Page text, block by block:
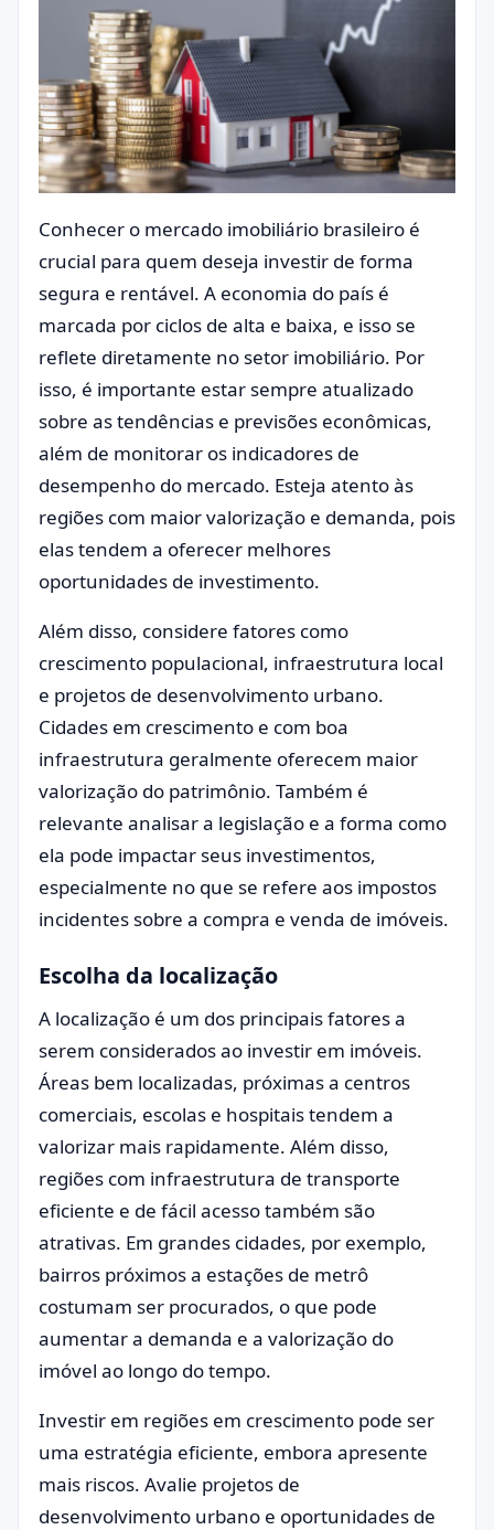
Conhecer o mercado imobiliário brasileiro é
crucial para quem deseja investir de forma
segura e rentável. A economia do país é
marcada por ciclos de alta e baixa, e isso se
reflete diretamente no setor imobiliário. Por
isso, é importante estar sempre atualizado
sobre as tendências e previsões econômicas,
além de monitorar os indicadores de
desempenho do mercado. Esteja atento às
regiões com maior valorização e demanda, pois
elas tendem a oferecer melhores
oportunidades de investimento.
Além disso, considere fatores como
crescimento populacional, infraestrutura local
e projetos de desenvolvimento urbano.
Cidades em crescimento e com boa
infraestrutura geralmente oferecem maior
valorização do patrimônio. Também é
relevante analisar a legislação e a forma como
ela pode impactar seus investimentos,
especialmente no que se refere aos impostos
incidentes sobre a compra e venda de imóveis.
Escolha da localização
A localização é um dos principais fatores a
serem considerados ao investir em imóveis.
Áreas bem localizadas, próximas a centros
comerciais, escolas e hospitais tendem a
valorizar mais rapidamente. Além disso,
regiões com infraestrutura de transporte
eficiente e de fácil acesso também são
atrativas. Em grandes cidades, por exemplo,
bairros próximos a estações de metrô
costumam ser procurados, o que pode
aumentar a demanda e a valorização do
imóvel ao longo do tempo.
Investir em regiões em crescimento pode ser
uma estratégia eficiente, embora apresente
mais riscos. Avalie projetos de
desenvolvimento urbano e oportunidades de